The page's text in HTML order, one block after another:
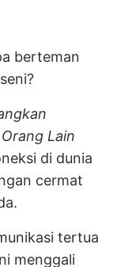
berteman
Lain
di dunia
cermat
tertua
menggali